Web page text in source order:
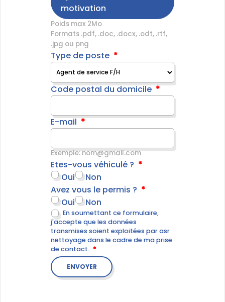
motivation
Poids max 2Mo
Formats .pdf, .doc, .docx, .odt, .rtf,
.jpg ou png
Type de poste
Code postal du domicile
E-mail
Exemple: nom@gmail.com
Etes-vous véhiculé ?
Oui
Non
Avez vous le permis ?
Oui
Non
En soumettant ce formulaire,
j'accepte que les données
transmises soient exploitées par asr
nettoyage dans le cadre de ma prise
de contact.